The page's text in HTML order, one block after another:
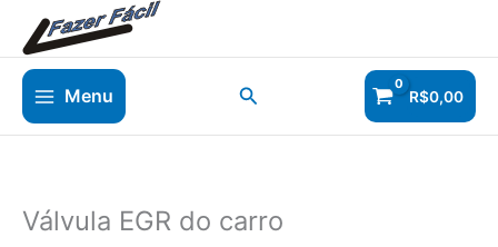
para
o
conteúdo Menu Pesquisar R$0,00
Válvula EGR do carro